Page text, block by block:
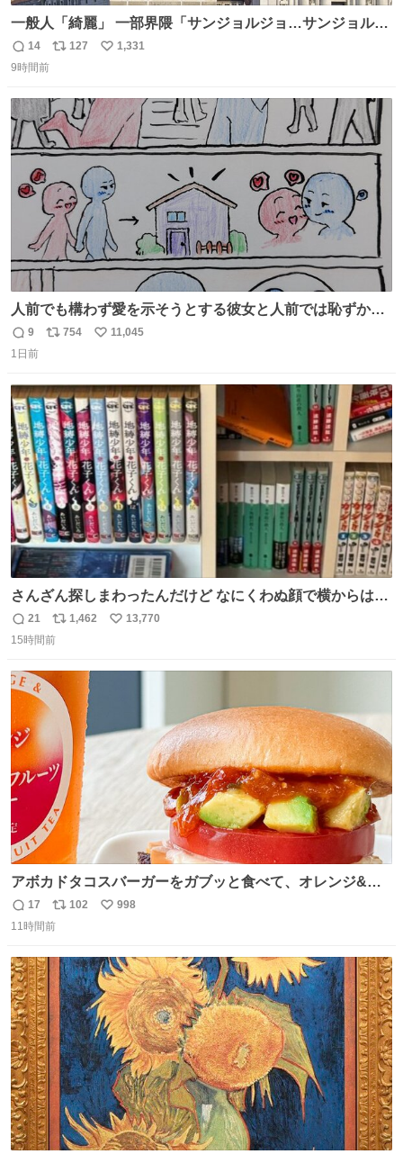
一般人「綺麗」 一部界隈「サンジョルジョ…サンジョルジ
ョマ…ジョルノジョバァーナ！！』
返
信
14
リ
ト
数
127
い
数
1,331
9時間前
人前でも構わず愛を示そうとする彼女と人前では恥ずかし
いけど彼女を死ぬほど愛している彼氏 同士いませんか✋️
返
信
9
リ
ト
数
754
い
数
11,045
1日前
さんざん探しまわったんだけど なにくわぬ顔で横からはえ
てた
返
信
21
リ
ポ
ト
数
1,462
い
13,770
15時間前
アボカドタコスバーガーをガブッと食べて、オレンジ&パ
ッションフルーツティーをグビッと飲んで、またアボカド
タコスバーガーをガブッと食べて、またオレンジ＆パッシ
返
信
17
リ
ポ
ト
数
102
い
数
998
11時間前